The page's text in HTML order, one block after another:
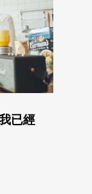
已經